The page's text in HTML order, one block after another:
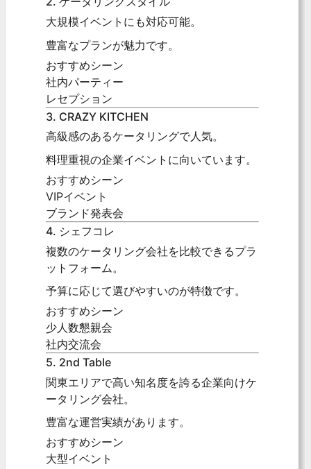
大規模イベントにも対応可能。
豊富なプランが魅力です。
おすすめシーン
社内パーティー
レセプション
3. CRAZY KITCHEN
高級感のあるケータリングで人気。
料理重視の企業イベントに向いています。
おすすめシーン
VIPイベント
ブランド発表会
4. シェフコレ
複数のケータリング会社を比較できるプラ
ットフォーム。
予算に応じて選びやすいのが特徴です。
おすすめシーン
少人数懇親会
社内交流会
5. 2nd Table
関東エリアで高い知名度を誇る企業向けケ
ータリング会社。
豊富な運営実績があります。
おすすめシーン
大型イベント